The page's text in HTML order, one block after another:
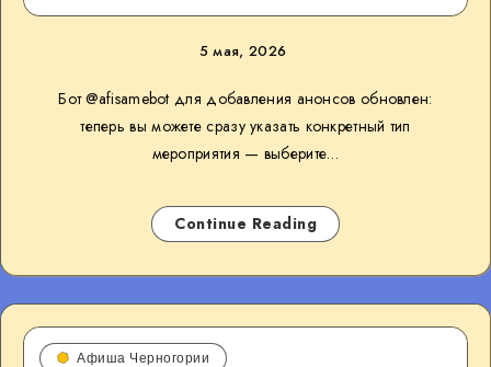
5 мая, 2026
Бот @afisamebot для добавления анонсов обновлен:
теперь вы можете сразу указать конкретный тип
мероприятия — выберите…
Continue Reading
Афиша Черногории